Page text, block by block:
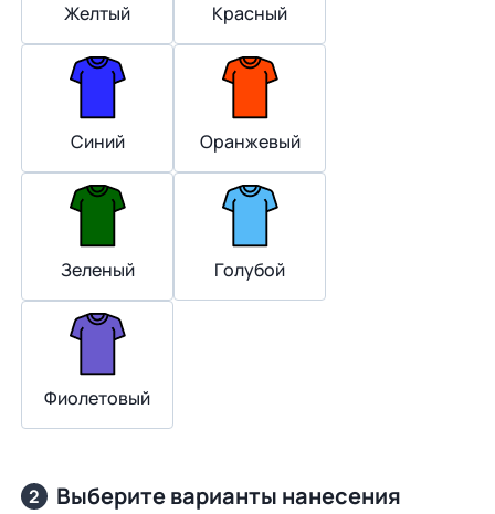
Желтый Красный
Синий Оранжевый
Зеленый Голубой
Фиолетовый
2 Выберите варианты нанесения